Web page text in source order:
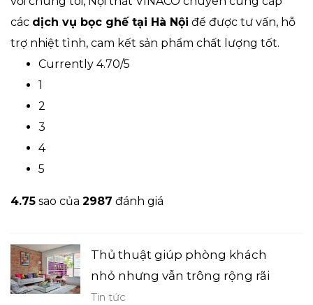
các dịch vụ bọc ghế tại Hà Nội để được tư vấn, hỗ
trợ nhiệt tình, cam kết sản phẩm chất lượng tốt.
Currently 4.70/5
1
2
3
4
5
4.75 sao của 2987 đánh giá
Thủ thuật giúp phòng khách
nhỏ nhưng vẫn trông rộng rãi
Tin tức